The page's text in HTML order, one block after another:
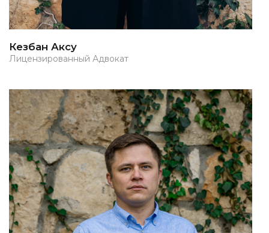
Кезбан Аксу
Лицензированный Адвокат